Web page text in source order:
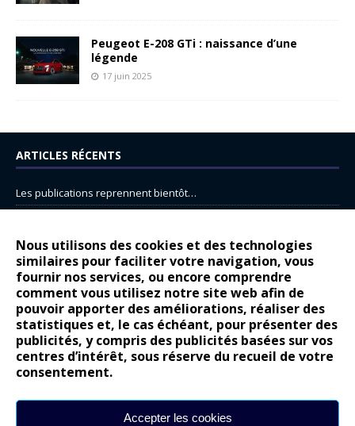
Nous utilisons des cookies et des technologies
similaires pour faciliter votre navigation, vous
fournir nos services, ou encore comprendre
comment vous utilisez notre site web afin de
pouvoir apporter des améliorations, réaliser des
statistiques et, le cas échéant, pour présenter des
publicités, y compris des publicités basées sur vos
centres d’intérêt, sous réserve du recueil de votre
consentement.
Accepter les cookies
Peugeot E-208 GTi : naissance d’une
légende
17 juin 2025
ARTICLES RÉCENTS
Les publications reprennent bientôt…
14 juillet : nouveau film de marque pour Citroën
Renault Espace : voyage, voyage…
Peugeot E-208 GTi : naissance d’une légende
COMMENTAIRES RÉCENTS
Bernard DardartdansDacia Sandero : pour les gens vrais
Alpine A290 : L’irrésistible attraction de la légèreté